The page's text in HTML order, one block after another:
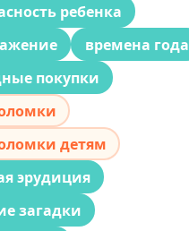
ребенка
времена года
покупки
детям
эрудиция
загадки